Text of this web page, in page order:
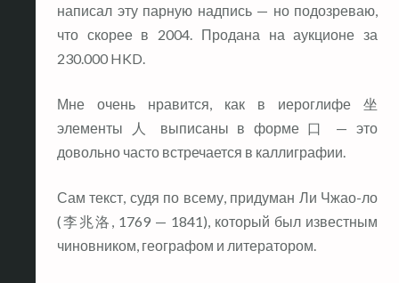
написал эту парную надпись — но подозреваю,
что скорее в 2004. Продана на аукционе за
230.000 HKD.
Мне очень нравится, как в иероглифе 坐
элементы 人 выписаны в форме 口 — это
довольно часто встречается в каллиграфии.
Сам текст, судя по всему, придуман Ли Чжао-ло
(李兆洛, 1769 — 1841), который был известным
чиновником, географом и литератором.